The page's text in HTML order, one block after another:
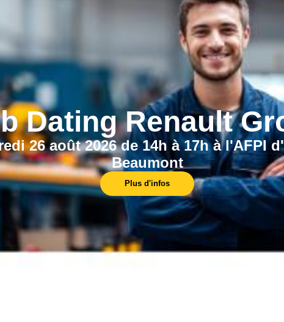
Dating Renault
26 août 2026 de 14h à 17h à l'AFPI
Beaumont
Plus d'infos
En savoir plus
Nos centres
Trouvez la formation la plus proche de chez
vous, dans l'un de nos centres.
En
LES POINTS FORTS